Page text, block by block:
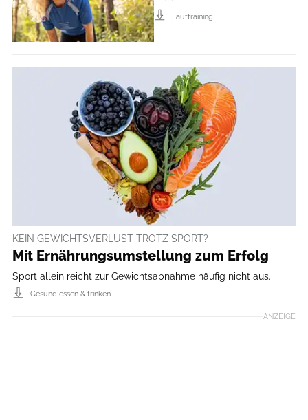
Lauftraining
KEIN GEWICHTSVERLUST TROTZ SPORT?
Mit Ernährungsumstellung zum Erfolg
Sport allein reicht zur Gewichtsabnahme häufig nicht aus.
Gesund essen & trinken
ANZEIGE